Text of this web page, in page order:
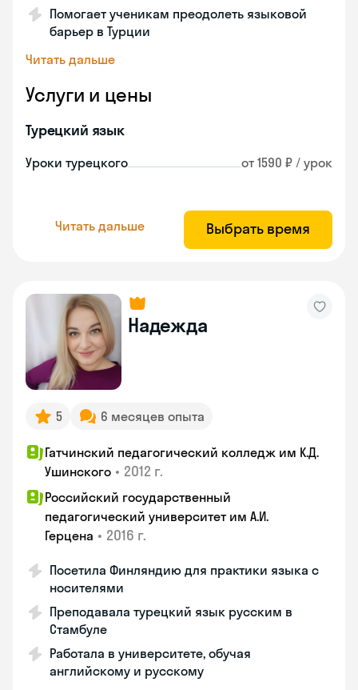
Помогает ученикам преодолеть языковой
барьер в Турции
Читать дальше
Услуги и цены
Турецкий язык
Уроки турецкого от 1590 ₽ / урок
Читать дальше Выбрать время
Надежда
5 6 месяцев опыта
Гатчинский педагогический колледж им К.Д.
Ушинского • 2012 г.
Российский государственный
педагогический университет им А.И.
Герцена • 2016 г.
Посетила Финляндию для практики языка с
носителями
Преподавала турецкий язык русским в
Стамбуле
Работала в университете, обучая
английскому и русскому